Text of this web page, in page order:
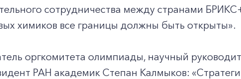
сотрудничества между странами
химиков все границы должны быть открыты».
оргкомитета олимпиады, научный
РАН академик Степан Калмыков: